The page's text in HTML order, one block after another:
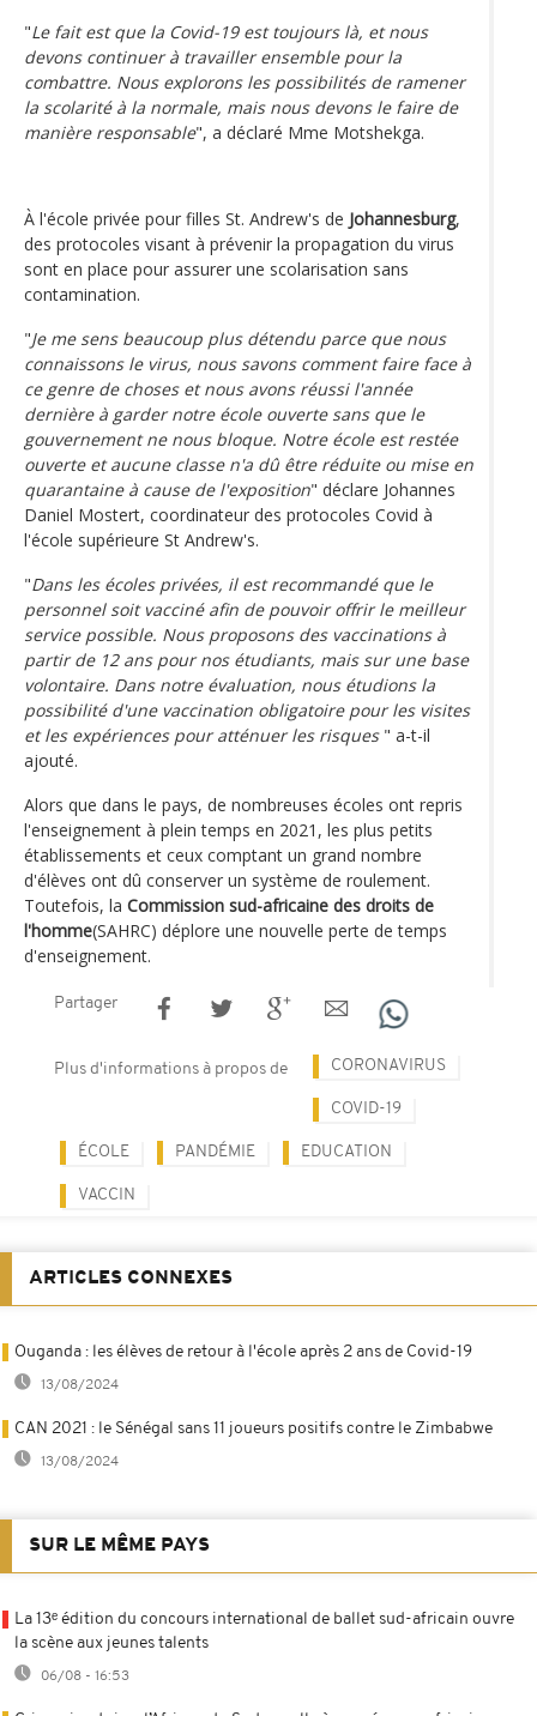
"Le fait est que la Covid-19 est toujours là, et nous
devons continuer à travailler ensemble pour la
combattre. Nous explorons les possibilités de ramener
la scolarité à la normale, mais nous devons le faire de
manière responsable", a déclaré Mme Motshekga.
À l'école privée pour filles St. Andrew's de Johannesburg,
des protocoles visant à prévenir la propagation du virus
sont en place pour assurer une scolarisation sans
contamination.
"Je me sens beaucoup plus détendu parce que nous
connaissons le virus, nous savons comment faire face à
ce genre de choses et nous avons réussi l'année
dernière à garder notre école ouverte sans que le
gouvernement ne nous bloque. Notre école est restée
ouverte et aucune classe n'a dû être réduite ou mise en
quarantaine à cause de l'exposition" déclare Johannes
Daniel Mostert, coordinateur des protocoles Covid à
l'école supérieure St Andrew's.
"Dans les écoles privées, il est recommandé que le
personnel soit vacciné afin de pouvoir offrir le meilleur
service possible. Nous proposons des vaccinations à
partir de 12 ans pour nos étudiants, mais sur une base
volontaire. Dans notre évaluation, nous étudions la
possibilité d'une vaccination obligatoire pour les visites
et les expériences pour atténuer les risques" a-t-il
ajouté.
Alors que dans le pays, de nombreuses écoles ont repris
l'enseignement à plein temps en 2021, les plus petits
établissements et ceux comptant un grand nombre
d'élèves ont dû conserver un système de roulement.
Toutefois, la Commission sud-africaine des droits de
l'homme(SAHRC) déplore une nouvelle perte de temps
d'enseignement.
Partager
Plus d'informations à propos de CORONAVIRUS
COVID-19
ÉCOLE PANDÉMIE EDUCATION
VACCIN
ARTICLES CONNEXES
Ouganda : les élèves de retour à l'école après 2 ans de Covid-19
13/08/2024
CAN 2021 : le Sénégal sans 11 joueurs positifs contre le Zimbabwe
13/08/2024
SUR LE MÊME PAYS
La 13ᵉ édition du concours international de ballet sud-africain ouvre
la scène aux jeunes talents
06/08 - 16:53